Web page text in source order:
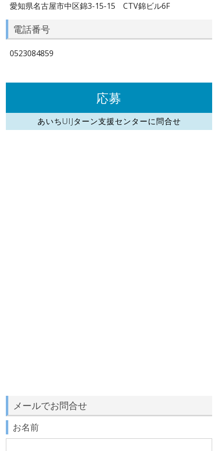
愛知県名古屋市中区錦3-15-15 CTV錦ビル6F
電話番号
0523084859
応募
あいちUIJターン支援センターに問合せ
メールでお問合せ
お名前